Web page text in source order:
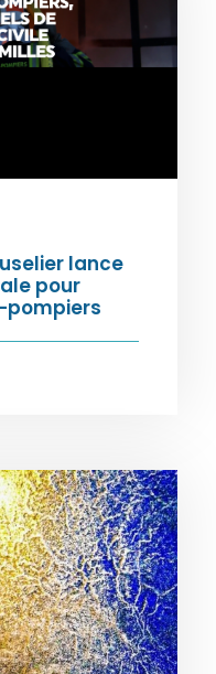
lance
pour
pompiers